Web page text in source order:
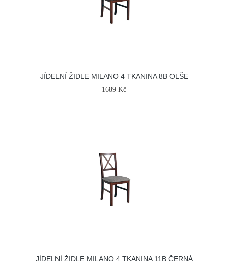
JÍDELNÍ ŽIDLE MILANO 4 TKANINA 8B OLŠE
1689 Kč
JÍDELNÍ ŽIDLE MILANO 4 TKANINA 11B ČERNÁ